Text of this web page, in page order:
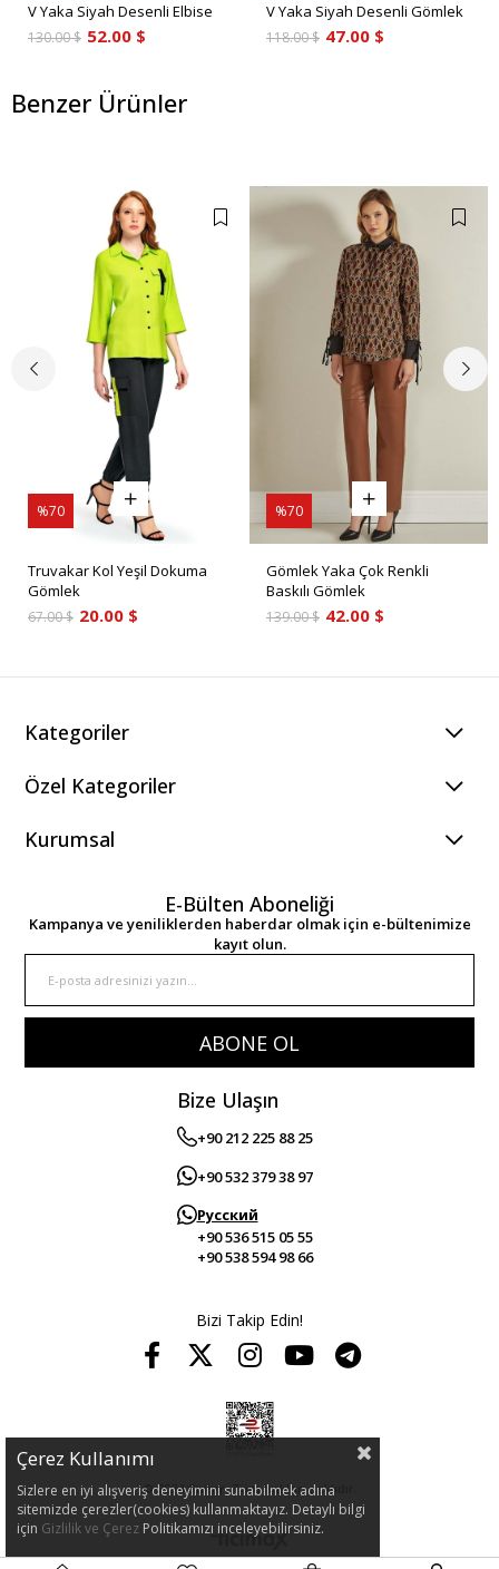
V Yaka Siyah Desenli Elbise
52.00 $
130.00 $
V Yaka Siyah Desenli Gömlek
47.00 $
118.00 $
Benzer Ürünler
Truvakar Kol Yeşil Dokuma
Gömlek
20.00 $
67.00 $
%70
Gömlek Yaka Çok Renkli
Baskılı Gömlek
42.00 $
139.00 $
%70
Kategoriler
Özel Kategoriler
Kurumsal
E-Bülten Aboneliği
Kampanya ve yeniliklerden haberdar olmak için e-bültenimize
kayıt olun.
ABONE OL
Bize Ulaşın
+90 212 225 88 25
+90 532 379 38 97
Русский
+90 536 515 05 55
+90 538 594 98 66
Bizi Takip Edin!
© 2024 Guitar. Tüm hakları saklıdır.
Çerez Kullanımı
Sizlere en iyi alışveriş deneyimini sunabilmek adına
sitemizde çerezler(cookies) kullanmaktayız. Detaylı bilgi
için Gizlilik ve Çerez Politikamızı inceleyebilirsiniz.